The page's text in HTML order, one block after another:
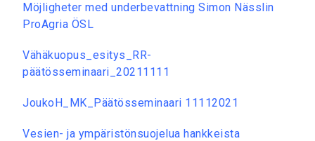
Möjligheter med underbevattning Simon Nässlin
ProAgria ÖSL
Vähäkuopus_esitys_RR-
päätösseminaari_20211111
JoukoH_MK_Päätösseminaari 11112021
Vesien- ja ympäristönsuojelua hankkeista